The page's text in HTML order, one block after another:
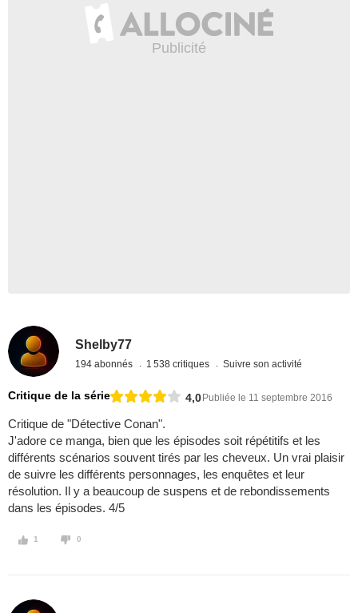
Shelby77
194 abonnés 1 538 critiques Suivre son activité
Critique de la série 4,0 Publiée le 11 septembre 2016
Critique de "Détective Conan".
J'adore ce manga, bien que les épisodes soit répétitifs et les
différents scénarios souvent tirés par les cheveux. Un vrai plaisir
de suivre les différents personnages, les enquêtes et leur
résolution. Il y a beaucoup de suspens et de rebondissements
dans les épisodes. 4/5
1 0